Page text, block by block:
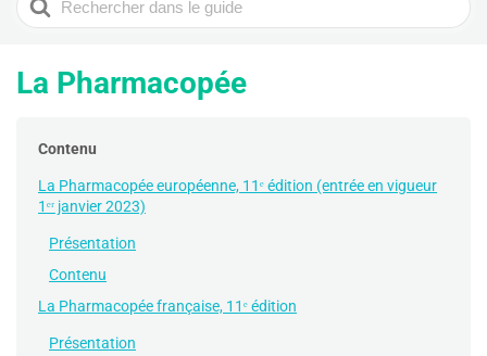
For
La Pharmacopée
Contenu
La Pharmacopée européenne, 11ᵉ édition (entrée en vigueur
1ᵉʳ janvier 2023)
Présentation
Contenu
La Pharmacopée française, 11ᵉ édition
Présentation